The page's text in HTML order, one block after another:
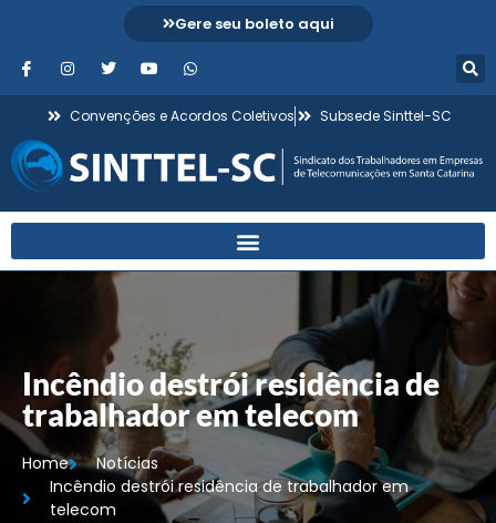
Gere seu boleto aqui
Convenções e Acordos Coletivos Subsede Sinttel-SC
Incêndio destrói residência de
trabalhador em telecom
Home
Notícias
Incêndio destrói residência de trabalhador em
telecom